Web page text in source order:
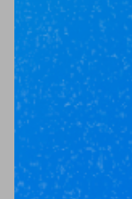
Скачивай
Стоимость объектов
не включенных в
информационный
публичной офертой,
положениями ст.
Федерации.